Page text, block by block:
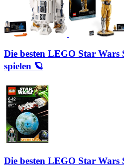
Die besten LEGO Star Wars
spielen 🪐
Die besten LEGO Star Wars